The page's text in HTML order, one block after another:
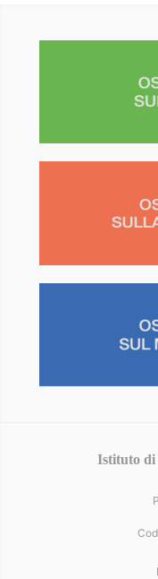
Istituto di